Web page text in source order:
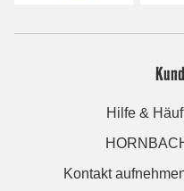
Hilfe &
Kontakt